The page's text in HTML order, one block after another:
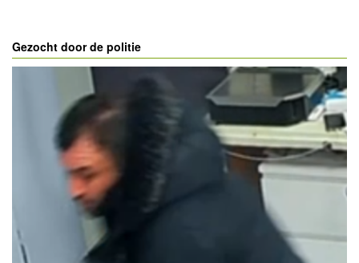
Gezocht door de politie